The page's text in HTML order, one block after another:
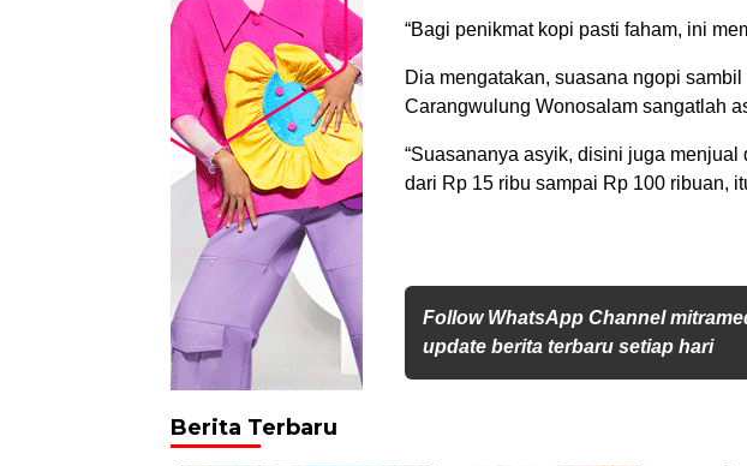
“Bagi penikmat kopi pasti faham, ini
Dia mengatakan, suasana ngopi
Carangwulung Wonosalam sangatlah
“Suasananya asyik, disini juga
dari Rp 15 ribu sampai Rp 100 ribuan,
Follow WhatsApp Channel
update berita terbaru setiap hari
Berita Terbaru